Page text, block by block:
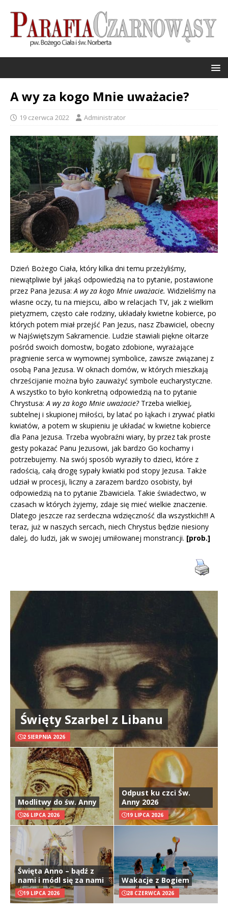
A wy za kogo Mnie uważacie?
19 czerwca 2022 Administrator
Dzień Bożego Ciała, który kilka dni temu przeżyliśmy,
niewątpliwie był jakąś odpowiedzią na to pytanie, postawione
przez Pana Jezusa:A wy za kogo Mnie uważacie. Widzieliśmy na
własne oczy, tu na miejscu, albo w relacjach TV, jak z wielkim
pietyzmem, często całe rodziny, układały kwietne kobierce, po
których potem miał przejść Pan Jezus, nasz Zbawiciel, obecny
w Najświętszym Sakramencie. Ludzie stawiali piękne ołtarze
pośród swoich domostw, bogato zdobione, wyrażające
pragnienie serca w wymownej symbolice, zawsze związanej z
osobą Pana Jezusa. W oknach domów, w których mieszkają
chrześcijanie można było zauważyć symbole eucharystyczne.
A wszystko to było konkretną odpowiedzią na to pytanie
Chrystusa:A wy za kogo Mnie uważacie? Trzeba wielkiej,
subtelnej i skupionej miłości, by latać po łąkach i zrywać płatki
kwiatów, a potem w skupieniu je układać w kwietne kobierce
dla Pana Jezusa. Trzeba wyobraźni wiary, by przez tak proste
gesty pokazać Panu Jezusowi, jak bardzo Go kochamy i
potrzebujemy. Na swój sposób wyraziły to dzieci, które z
radością, całą drogę sypały kwiatki pod stopy Jezusa. Także
udział w procesji, liczny a zarazem bardzo osobisty, był
odpowiedzią na to pytanie Zbawiciela. Takie świadectwo, w
czasach w których żyjemy, zdaje się mieć wielkie znaczenie.
Dlatego jeszcze raz serdeczna wdzięczność dla wszystkich!!! A
teraz, już w naszych sercach, niech Chrystus będzie niesiony
dalej, do ludzi, jak w swojej umiłowanej monstrancji. [prob.]
Święty Szarbel z Libanu
2 SIERPNIA 2026
Modlitwy do św. Anny
26 LIPCA 2026
Odpust ku czci Św.
Anny 2026
19 LIPCA 2026
Święta Anno – bądź z
nami i módl się za nami
19 LIPCA 2026
Wakacje z Bogiem
28 CZERWCA 2026